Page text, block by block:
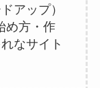
アップ）
め方・作
なサイト